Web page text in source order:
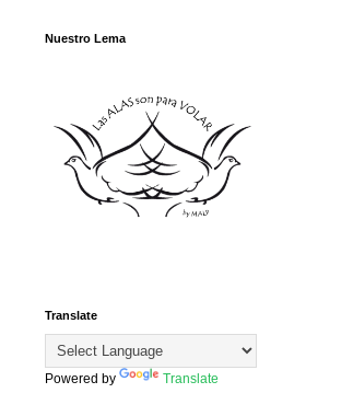
Nuestro Lema
Translate
Powered by Translate